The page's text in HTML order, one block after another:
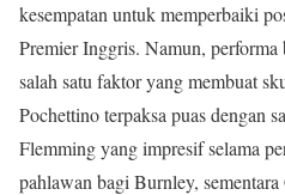
kesempatan untuk memperbaiki
Premier Inggris. Namun,
salah satu faktor yang membuat
Pochettino terpaksa puas dengan
Flemming yang impresif selama
pahlawan bagi Burnley,